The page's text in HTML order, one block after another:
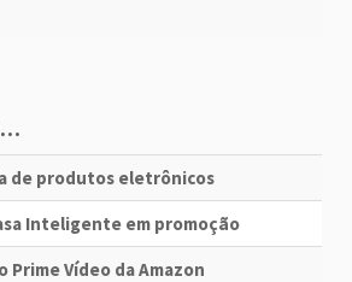
de produtos eletrônicos
Inteligente em promoção
Prime Vídeo da Amazon